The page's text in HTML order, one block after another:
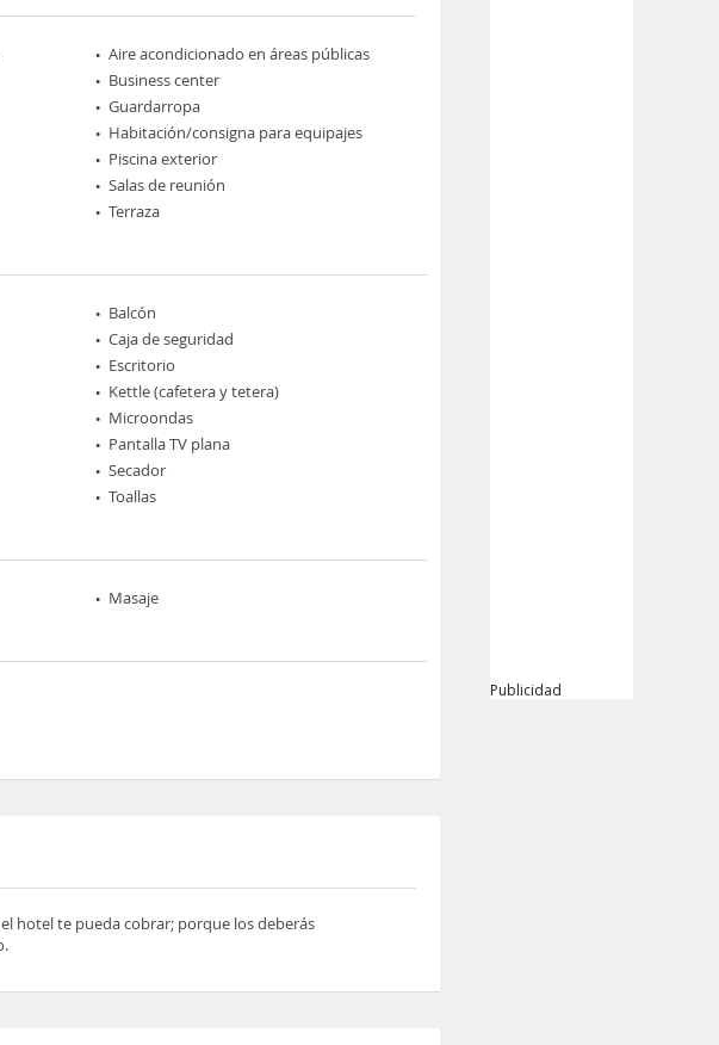
Aire acondicionado en áreas públicas
Business center
Guardarropa
Habitación/consigna para equipajes
Piscina exterior
Salas de reunión
Terraza
Balcón
Caja de seguridad
Escritorio
Kettle (cafetera y tetera)
Microondas
Pantalla TV plana
Secador
Toallas
Masaje
hotel te pueda cobrar; porque los deberás
Publicidad